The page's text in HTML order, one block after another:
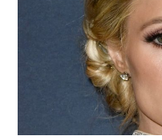
SOCIETY
TECHNOLOGY